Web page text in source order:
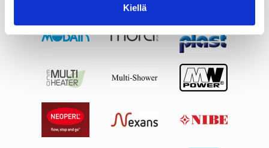
Kiellä